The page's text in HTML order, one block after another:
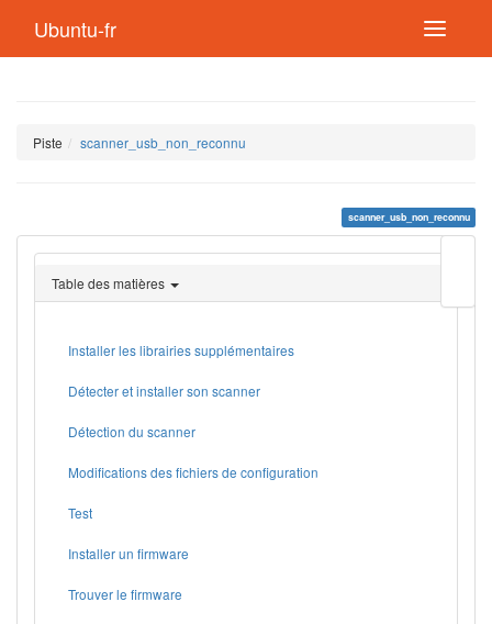
Ubuntu-fr
Piste scanner_usb_non_reconnu
scanner_usb_non_reconnu
page
Table des matières
Installer les librairies supplémentaires
Détecter et installer son scanner
Détection du scanner
Modifications des fichiers de configuration
Test
Installer un firmware
Trouver le firmware